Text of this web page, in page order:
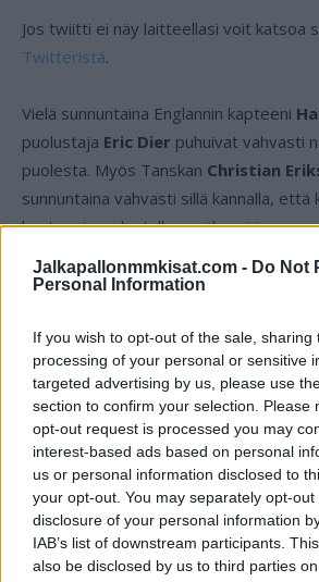
Jalkapallonmmkisat.com - Do Not
Personal Information
If you wish to opt-out of the sale, sharing
processing of your personal or sensitive
targeted advertising by us, please use
section to confirm your selection. Please
opt-out request is processed you may
interest-based ads based on personal
us or personal information disclosed to
your opt-out. You may separately opt-
disclosure of your personal information
IAB’s list of downstream participants.
also be disclosed by us to third parties
Jos twiitti ei näy laitteellasi voit katsoa
Twitteristä.
Vielä sunnuntaina Englannin kapteeni
puolustaja Eric Dier puhuivat vahvasti
puolesta. Myös Tanskan Christian
sunnuntaina vahvasti sillä kannalla,
kapteeninnauha tullaan näkemään.
Lue myös: Ei voi olla totta! Myös Karim
Edellinen artikkeli
Ei voi olla totta! Myös Karim Englanti